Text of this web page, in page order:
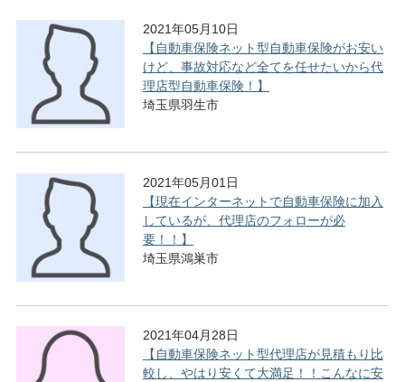
2021年05月10日
【自動車保険ネット型自動車保険がお安い
けど、事故対応など全てを任せたいから代
理店型自動車保険！】
埼玉県羽生市
2021年05月01日
【現在インターネットで自動車保険に加入
しているが、代理店のフォローが必
要！！】
埼玉県鴻巣市
2021年04月28日
【自動車保険ネット型代理店が見積もり比
較し、やはり安くて大満足！！こんなに安